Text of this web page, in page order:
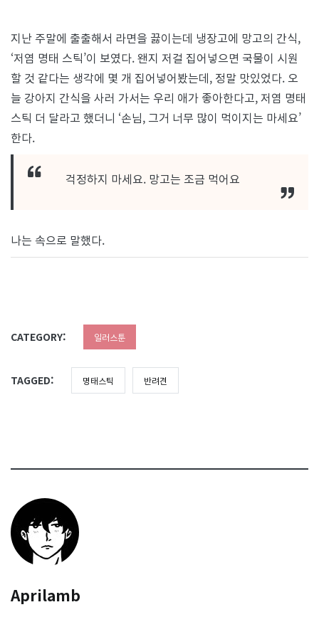
지난 주말에 출출해서 라면을 끓이는데 냉장고에 망고의 간식,
‘저염 명태 스틱’이 보였다. 왠지 저걸 집어넣으면 국물이 시원
할 것 같다는 생각에 몇 개 집어넣어봤는데, 정말 맛있었다. 오
늘 강아지 간식을 사러 가서는 우리 애가 좋아한다고, 저염 명태
스틱 더 달라고 했더니 ‘손님, 그거 너무 많이 먹이지는 마세요’
한다.
걱정하지 마세요. 망고는 조금 먹어요
나는 속으로 말했다.
CATEGORY: 일러스툰
TAGGED: 명태스틱 반려견
Aprilamb